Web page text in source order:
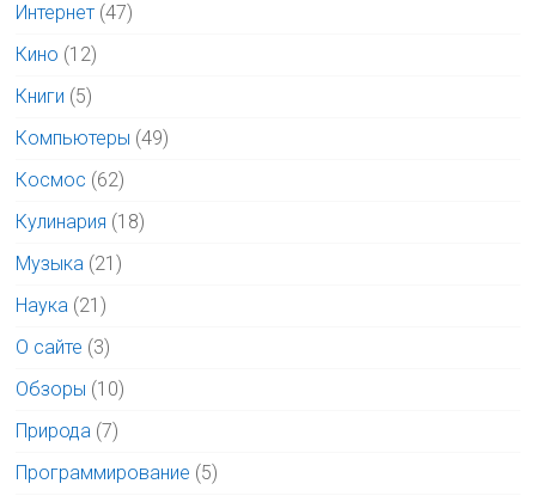
Интернет (47)
Кино (12)
Книги (5)
Компьютеры (49)
Космос (62)
Кулинария (18)
Музыка (21)
Наука (21)
О сайте (3)
Обзоры (10)
Природа (7)
Программирование (5)